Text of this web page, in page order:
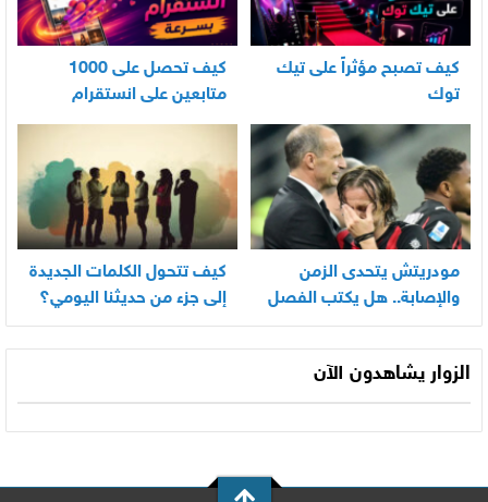
كيف تصبح مؤثراً على تيك
توك
كيف تحصل على 1000
متابعين على انستقرام
بسرعة
مودريتش يتحدى الزمن
والإصابة.. هل يكتب الفصل
الأخير في أسطورته
المونديالية؟
كيف تتحول الكلمات الجديدة
إلى جزء من حديثنا اليومي؟
الزوار يشاهدون الآن